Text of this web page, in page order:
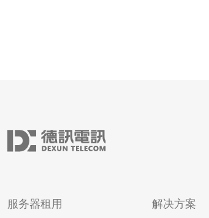
服务器租用 解决方案